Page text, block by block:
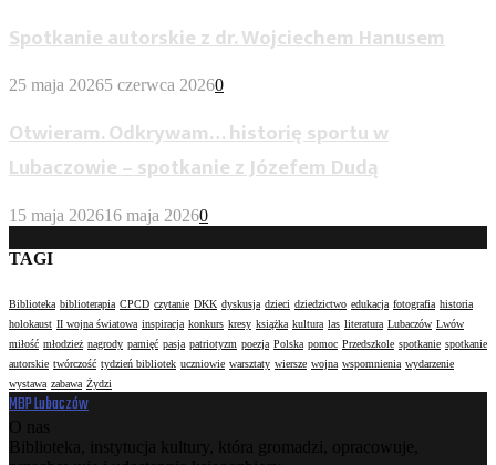
Spotkanie autorskie z dr. Wojciechem Hanusem
25 maja 20265 czerwca 20260
Otwieram. Odkrywam… historię sportu w
Lubaczowie – spotkanie z Józefem Dudą
15 maja 202616 maja 20260
TAGI
Biblioteka biblioterapia CPCD czytanie DKK dyskusja dzieci dziedzictwo edukacja fotografia historia
holokaust II wojna światowa inspiracja konkurs kresy książka kultura las literatura Lubaczów Lwów
miłość młodzież nagrody pamięć pasja patriotyzm poezja Polska pomoc Przedszkole spotkanie spotkanie
autorskie twórczość tydzień bibliotek uczniowie warsztaty wiersze wojna wspomnienia wydarzenie
wystawa zabawa Żydzi
MBP Lubaczów
O nas
Biblioteka, instytucja kultury, która gromadzi, opracowuje,